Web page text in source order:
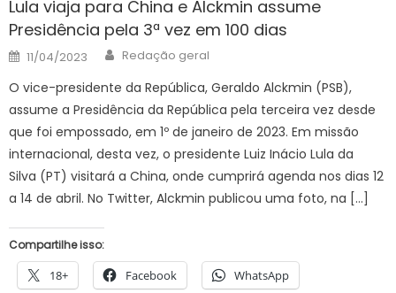
Lula viaja para China e Alckmin assume
Presidência pela 3ª vez em 100 dias
Posted
on
11/04/2023 Author
Redação geral
O vice-presidente da República, Geraldo Alckmin (PSB),
assume a Presidência da República pela terceira vez desde
que foi empossado, em 1º de janeiro de 2023. Em missão
internacional, desta vez, o presidente Luiz Inácio Lula da
Silva (PT) visitará a China, onde cumprirá agenda nos dias 12
a 14 de abril. No Twitter, Alckmin publicou uma foto, na […]
Compartilhe isso:
18+ Facebook WhatsApp